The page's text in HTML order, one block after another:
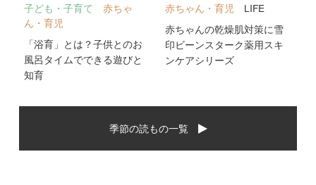
子ども・子育て
赤ちゃ
ん・育児
「浴育」とは？子供とのお
風呂タイムでできる遊びと
知育
赤ちゃん・育児
LIFE
赤ちゃんの乾燥肌対策に雪
印ビーンスターク薬用スキ
ンケアシリーズ
季節の読もの一覧